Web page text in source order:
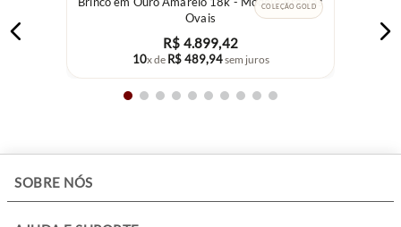
COLEÇÃO GOLD
Ovais
R$ 4.899,42
10x de R$ 489,94sem juros
SOBRE NÓS